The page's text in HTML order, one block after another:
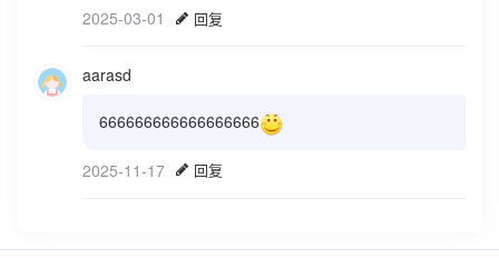
2025-03-01 回复
aarasd
666666666666666666
2025-11-17 回复